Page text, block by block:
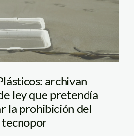
archivan
ley que pretendía
la prohibición del
tecnopor